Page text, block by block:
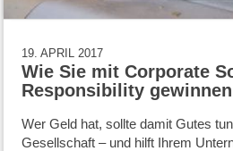
19. APRIL 2017
Wie Sie mit Corporate
Responsibility
Wer Geld hat, sollte damit Gutes
Gesellschaft – und hilft Ihrem